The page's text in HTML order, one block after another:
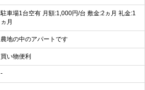
駐車場1台空有 月額:1,000円/台 敷金:2ヵ月 礼金:1
ヵ月
農地の中のアパートです
買い物便利
-